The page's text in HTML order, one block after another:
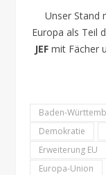
Unser Stand
Europa als Teil
JEFmit Fächer
Baden-
Demokratie
Erweiterung EU
Europa-Union